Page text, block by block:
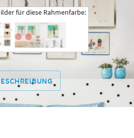
für diese Rahmenfarbe: